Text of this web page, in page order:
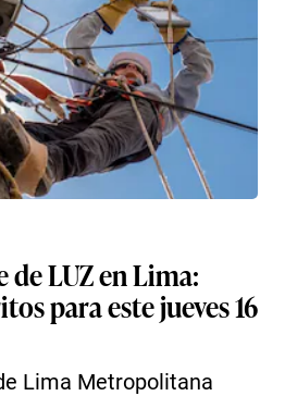
de LUZ en Lima:
para este jueves 16
Lima Metropolitana